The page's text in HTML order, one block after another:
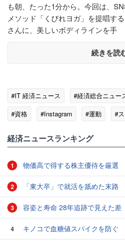
も朝、たった1分から。今回は、
メソッド「くびれヨガ」を提唱す
さんに、美しいボディラインを手
続きを読
#IT 経済ニュース #経済総合ニュー
#資格
#Instagram #運動 #
経済ニュースランキング
1 物価高で得する株主優待を厳選
2 「東大卒」で就活を舐めた末路
3 容姿と寿命 28年追跡で見えた差
4 キノコで血糖値スパイクを防ぐ